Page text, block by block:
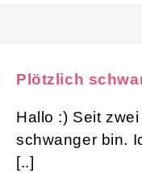
Plötzlich
Hallo :) Seit
schwanger bin.
[..]